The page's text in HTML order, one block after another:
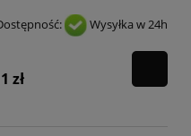
Wysyłka w 24h
zł